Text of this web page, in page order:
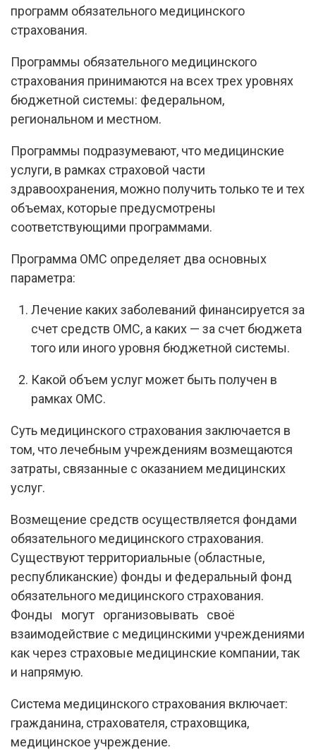
программ обязательного медицинского
страхования.
Программы обязательного медицинского
страхования принимаются на всех трех уровнях
бюджетной системы: федеральном,
региональном и местном.
Программы подразумевают, что медицинские
услуги, в рамках страховой части
здравоохранения, можно получить только те и тех
объемах, которые предусмотрены
соответствующими программами.
Программа ОМС определяет два основных
параметра:
Лечение каких заболеваний финансируется за
счет средств ОМС, а каких — за счет бюджета
того или иного уровня бюджетной системы.
Какой объем услуг может быть получен в
рамках ОМС.
Суть медицинского страхования заключается в
том, что лечебным учреждениям возмещаются
затраты, связанные с оказанием медицинских
услуг.
Возмещение средств осуществляется фондами
обязательного медицинского страхования.
Существуют территориальные (областные,
республиканские) фонды и федеральный фонд
обязательного медицинского страхования.
Фонды могут организовывать своё
взаимодействие с медицинскими учреждениями
как через страховые медицинские компании, так
и напрямую.
Система медицинского страхования включает:
гражданина, страхователя, страховщика,
медицинское учреждение.